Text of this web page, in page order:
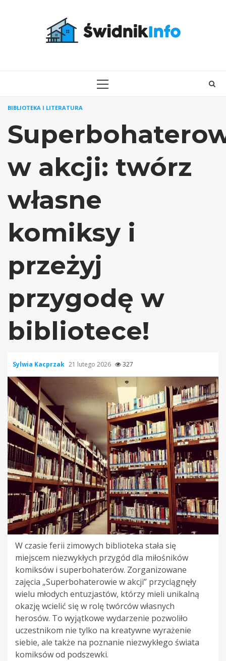
PRIMARY
BIBLIOTEKA I LITERATURA
w akcji: twórz
własne
komiksy i
przeżyj
przygodę w
bibliotece!
Sylwia Kacprzak 21 lutego 2026 327
W czasie ferii zimowych biblioteka stała się
miejscem niezwykłych przygód dla miłośników
komiksów i superbohaterów. Zorganizowane
zajęcia „Superbohaterowie w akcji” przyciągnęły
wielu młodych entuzjastów, którzy mieli unikalną
okazję wcielić się w rolę twórców własnych
herosów. To wyjątkowe wydarzenie pozwoliło
uczestnikom nie tylko na kreatywne wyrażenie
siebie, ale także na poznanie niezwykłego świata
komiksów od podszewki.